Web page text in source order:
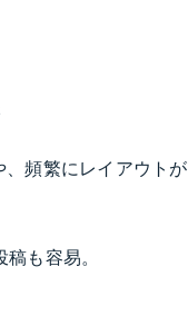
頻繁にレイアウトが
も容易。